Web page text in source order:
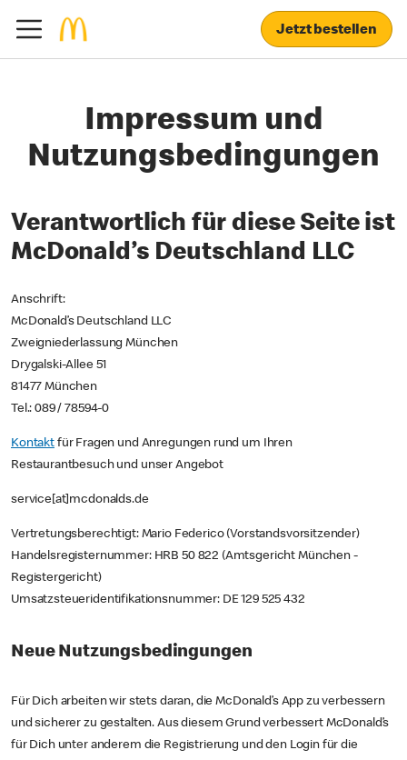
Jetzt bestellen
Impressum und
Nutzungs­bedingungen
Verantwortlich für diese Seite ist
McDonald’s Deutschland LLC
Anschrift:
McDonald’s Deutschland LLC
Zweigniederlassung München
Drygalski-Allee 51
81477 München
Tel.: 089 / 78594-0
Kontaktfür Fragen und Anregungen rund um Ihren
Restaurantbesuch und unser Angebot
service[at]mcdonalds.de
Vertretungsberechtigt: Mario Federico (Vorstandsvorsitzender)
Handelsregisternummer: HRB 50 822 (Amtsgericht München -
Registergericht)
Umsatzsteueridentifikationsnummer: DE 129 525 432
Neue Nutzungsbedingungen
Für Dich arbeiten wir stets daran, die McDonald’s App zu verbessern
und sicherer zu gestalten. Aus diesem Grund verbessert McDonald’s
für Dich unter anderem die Registrierung und den Login für die